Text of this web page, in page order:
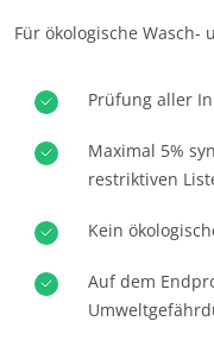
Mit unseren Services
Aktiv für unsere
Für ökologische Wasch-
Prüfung aller
Maximal 5%
restriktiven
Kein
Auf dem